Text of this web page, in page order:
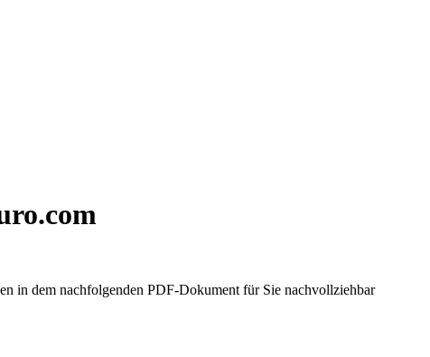
in dem nachfolgenden PDF-Dokument für Sie nachvollziehbar